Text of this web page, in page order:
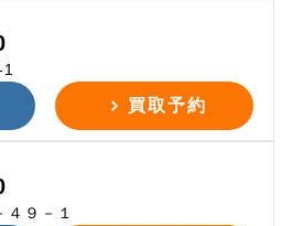
1
買取予約
９－１